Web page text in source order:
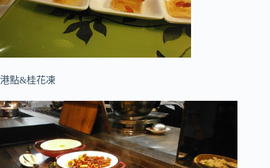
港點&桂花凍